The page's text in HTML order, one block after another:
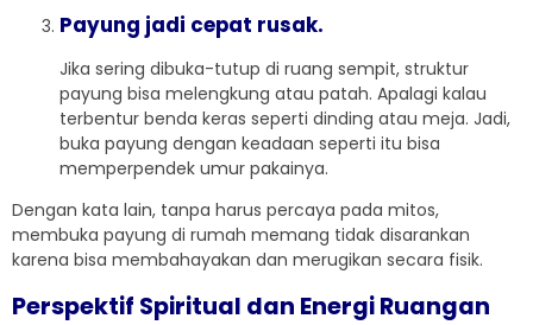
Payung jadi cepat rusak.
Jika sering dibuka-tutup di ruang sempit, struktur
payung bisa melengkung atau patah. Apalagi kalau
terbentur benda keras seperti dinding atau meja. Jadi,
buka payung dengan keadaan seperti itu bisa
memperpendek umur pakainya.
Dengan kata lain, tanpa harus percaya pada mitos,
membuka payung di rumah memang tidak disarankan
karena bisa membahayakan dan merugikan secara fisik.
Perspektif Spiritual dan Energi Ruangan